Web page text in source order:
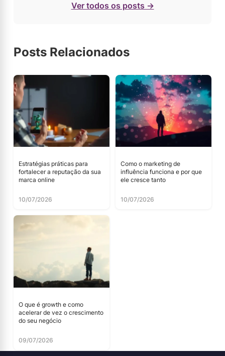
Ver todos os posts →
Posts Relacionados
Estratégias práticas para
fortalecer a reputação da sua
marca online
10/07/2026
Como o marketing de
influência funciona e por que
ele cresce tanto
10/07/2026
O que é growth e como
acelerar de vez o crescimento
do seu negócio
09/07/2026